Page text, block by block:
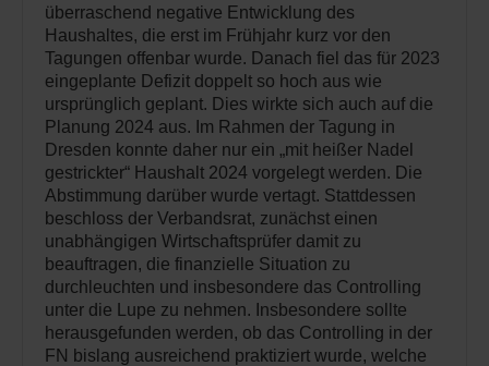
überraschend negative Entwicklung des
Haushaltes, die erst im Frühjahr kurz vor den
Tagungen offenbar wurde. Danach fiel das für 2023
eingeplante Defizit doppelt so hoch aus wie
ursprünglich geplant. Dies wirkte sich auch auf die
Planung 2024 aus. Im Rahmen der Tagung in
Dresden konnte daher nur ein „mit heißer Nadel
gestrickter“ Haushalt 2024 vorgelegt werden. Die
Abstimmung darüber wurde vertagt. Stattdessen
beschloss der Verbandsrat, zunächst einen
unabhängigen Wirtschaftsprüfer damit zu
beauftragen, die finanzielle Situation zu
durchleuchten und insbesondere das Controlling
unter die Lupe zu nehmen. Insbesondere sollte
herausgefunden werden, ob das Controlling in der
FN bislang ausreichend praktiziert wurde, welche